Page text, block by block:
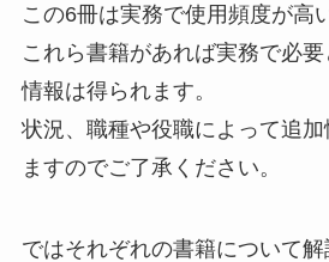
この6冊は実務で使用頻度が高
これら書籍があれば実務で必
情報は得られます。
状況、職種や役職によって追
ますのでご了承ください。
ではそれぞれの書籍について解